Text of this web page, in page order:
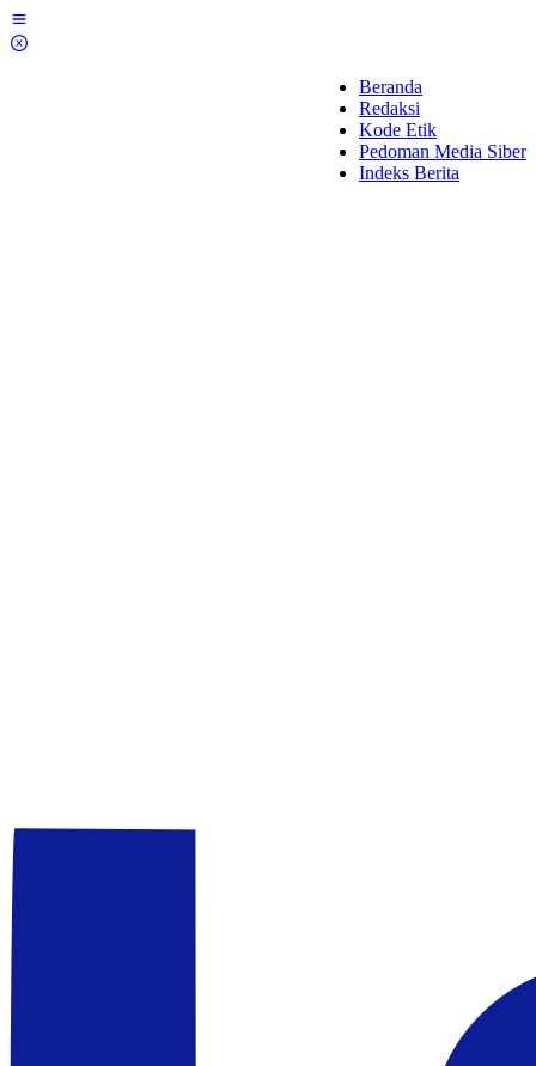
Lewati
ke
Beranda
Redaksi
Kode Etik
Pedoman Media Siber
Indeks Berita